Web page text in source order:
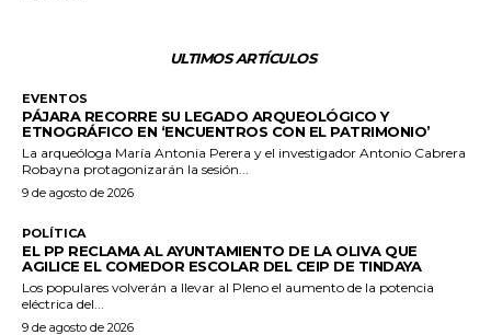
ULTIMOS ARTÍCULOS
EVENTOS
PÁJARA RECORRE SU LEGADO ARQUEOLÓGICO Y
ETNOGRÁFICO EN ‘ENCUENTROS CON EL PATRIMONIO’
La arqueóloga María Antonia Perera y el investigador Antonio Cabrera
Robayna protagonizarán la sesión...
9 de agosto de 2026
POLÍTICA
EL PP RECLAMA AL AYUNTAMIENTO DE LA OLIVA QUE
AGILICE EL COMEDOR ESCOLAR DEL CEIP DE TINDAYA
Los populares volverán a llevar al Pleno el aumento de la potencia
eléctrica del...
9 de agosto de 2026